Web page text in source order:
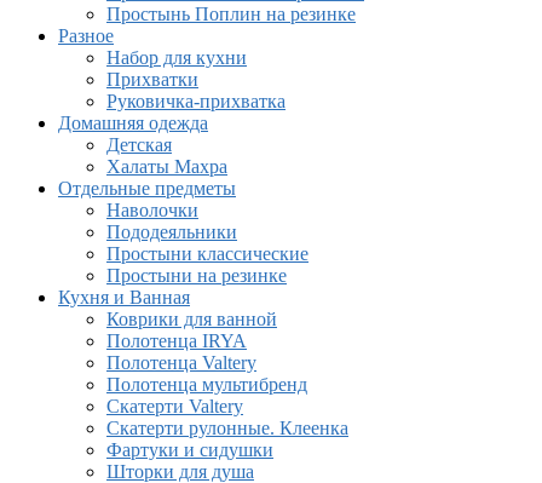
Простынь Поплин на резинке
Разное
Набор для кухни
Прихватки
Руковичка-прихватка
Домашняя одежда
Детская
Халаты Махра
Отдельные предметы
Наволочки
Пододеяльники
Простыни классические
Простыни на резинке
Кухня и Ванная
Коврики для ванной
Полотенца IRYA
Полотенца Valtery
Полотенца мультибренд
Скатерти Valtery
Скатерти рулонные. Клеенка
Фартуки и сидушки
Шторки для душа